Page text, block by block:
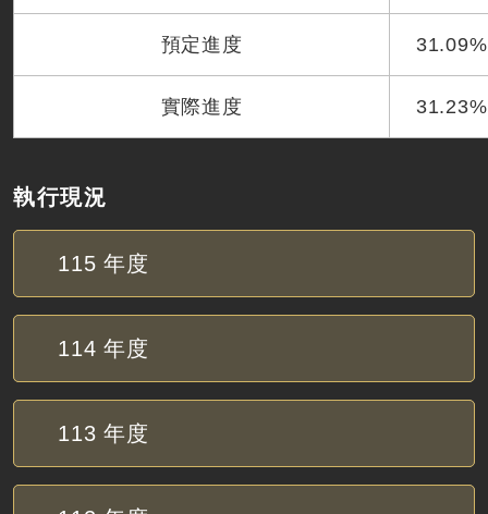
預定進度 31.09%
實際進度
執行現況
115 年度
114 年度
113 年度